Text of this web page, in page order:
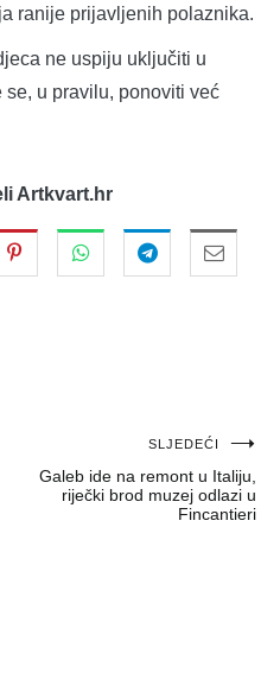
ranije prijavljenih polaznika.
ne uspiju uključiti u
u pravilu, ponoviti već
Artkvart.hr
SLJEDEĆI
Galeb ide na remont u Italiju,
riječki brod muzej odlazi u
Fincantieri